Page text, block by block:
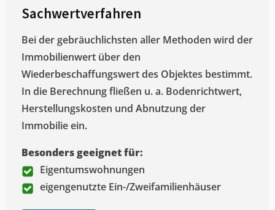
Sachwertverfahren
Bei der gebräuchlichsten aller Methoden wird der
Immobilienwert über den
Wiederbeschaffungswert des Objektes bestimmt.
In die Berechnung fließen u. a. Bodenrichtwert,
Herstellungskosten und Abnutzung der
Immobilie ein.
Besonders geeignet für:
Eigentumswohnungen
eigengenutzte Ein-/Zweifamilienhäuser